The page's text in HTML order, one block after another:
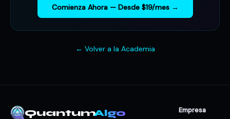
Comienza Ahora — Desde $19/mes →
← Volver a la Academia
QuantumAlgo Empresa